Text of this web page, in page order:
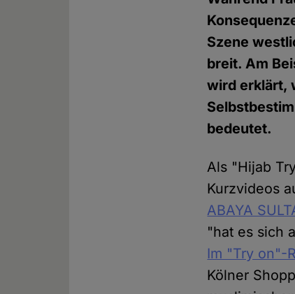
Szene
breit. Am
wird erklärt,
bedeutet.
Als "Hijab
Kurzvideos
ABAYA
"hat es sich
Im "Try on"-
Kölner